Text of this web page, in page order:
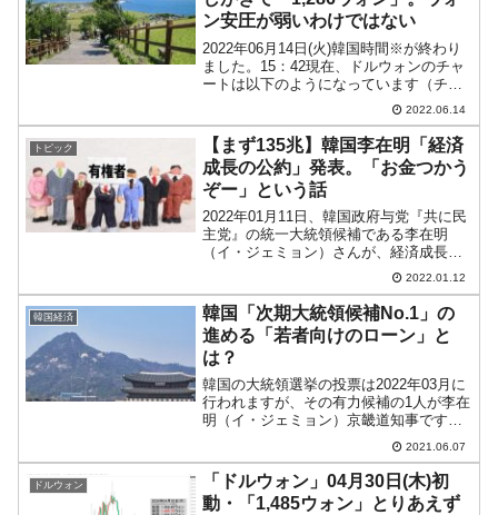
ン安圧が弱いわけではない
2022年06月14日(火)韓国時間※が終わり
ました。15：42現在、ドルウォンのチャ
ートは以下のようになっています（チャ
ートは『Investing.com』より引用）。陰
線が長くなりました。「1ドル＝1,286ウ
ォン」近辺の攻防となってい...
2022.06.14
トピック
【まず135兆】韓国李在明「経済
成長の公約」発表。「お金つかう
ぞー」という話
2022年01月11日、韓国政府与党『共に民
主党』の統一大統領候補である李在明
（イ・ジェミョン）さんが、経済成長戦
略について公約を発表しました。高句麗
の騎兵のようにデジタル産業・技術領土
を拡張する先に明らかにされた「555公
約」（世界第5位...
2022.01.12
韓国経済
韓国「次期大統領候補No.1」の
進める「若者向けのローン」と
は？
韓国の大統領選挙の投票は2022年03月に
行われますが、その有力候補の1人が李在
明（イ・ジェミョン）京畿道知事です。
李知事は韓国メディアではときに「次期
大統領候補No.1」といわれることがあり
ます。李知事は、文在寅大統領と同じ現
政府与党『共...
2021.06.07
ドルウォン
「ドルウォン」04月30日(木)初
動・「1,485ウォン」とりあえず